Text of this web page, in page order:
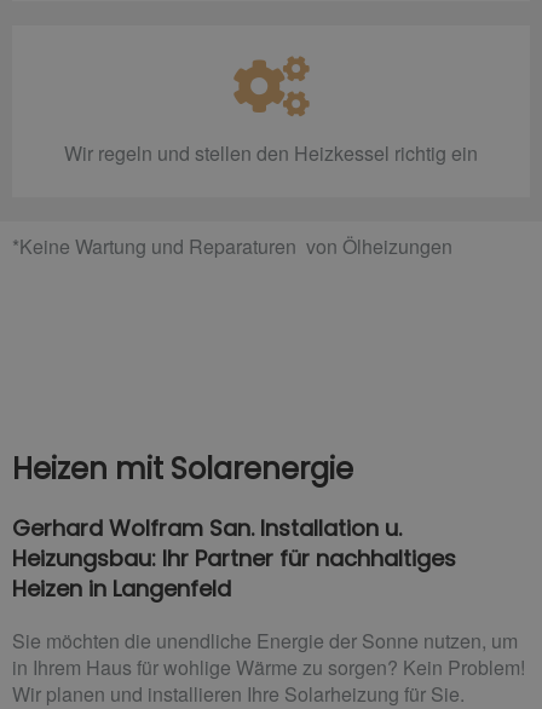
Wir regeln und stellen den Heizkessel richtig ein
*Keine Wartung und Reparaturen von Ölheizungen
Heizen mit Solarenergie
Gerhard Wolfram San. Installation u.
Heizungsbau: Ihr Partner für nachhaltiges
Heizen in Langenfeld
Sie möchten die unendliche Energie der Sonne nutzen, um
in Ihrem Haus für wohlige Wärme zu sorgen? Kein Problem!
Wir planen und installieren Ihre Solarheizung für Sie.